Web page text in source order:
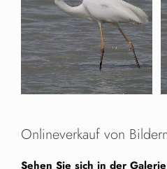
Onlineverkauf von
Sehen Sie sich in der